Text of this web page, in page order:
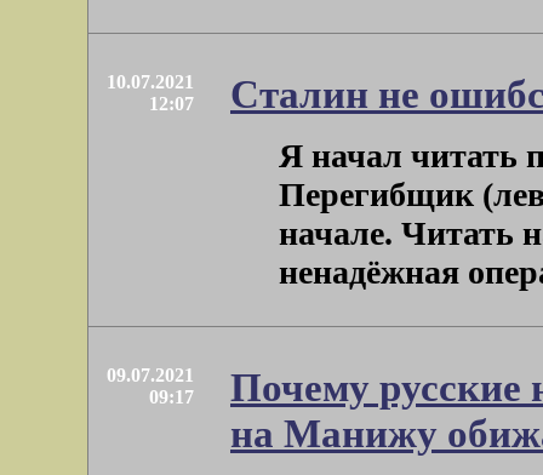
10.07.2021
12:07
Сталин не
Я начал читать
Перегибщик
начале. Читать
ненадёжная
09.07.2021
09:17
Почему русские
на Манижу